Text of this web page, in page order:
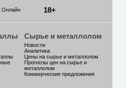
Онлайн 18+
Сырье и металлолом
Новости
Аналитика
Цены на сырье и металлолом
Прогнозы цен на сырье и
металлолом
Коммерческие предложения